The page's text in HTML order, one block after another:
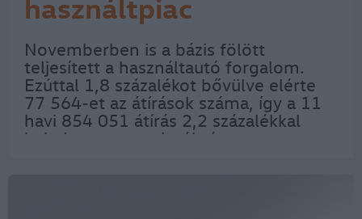
Novemberben is a bázis fölött
teljesített a használtautó forgalom.
Ezúttal 1,8 százalékot bővülve elérte
77 564-et az átírások száma, így a 11
havi 854 051 átírás 2,2 százalékkal
haladta meg az elmúlt év azonos